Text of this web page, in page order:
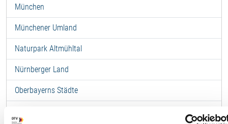
München
Münchener Umland
Naturpark Altmühltal
Nürnberger Land
Oberbayerns Städte